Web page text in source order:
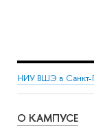
НИУ ВШЭ в Санкт-
О КАМПУСЕ